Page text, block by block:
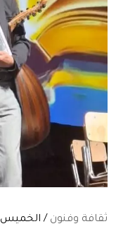
ثقافة وفنون / الخميس 21 ماي 2026 / لا توجد تعليقات: